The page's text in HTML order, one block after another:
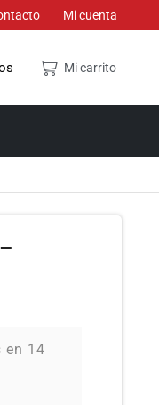
Mi cuenta
Mi carrito
en 14